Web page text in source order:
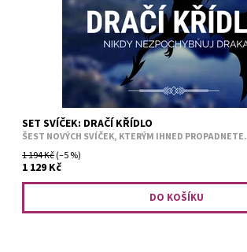
SET SVÍČEK: DRAČÍ KŘÍDLO
ŠEST NOVÝCH SVÍČEK, KTERÝM IHNED PROPADNETE.
1 194 Kč(–5 %)
1 129 Kč